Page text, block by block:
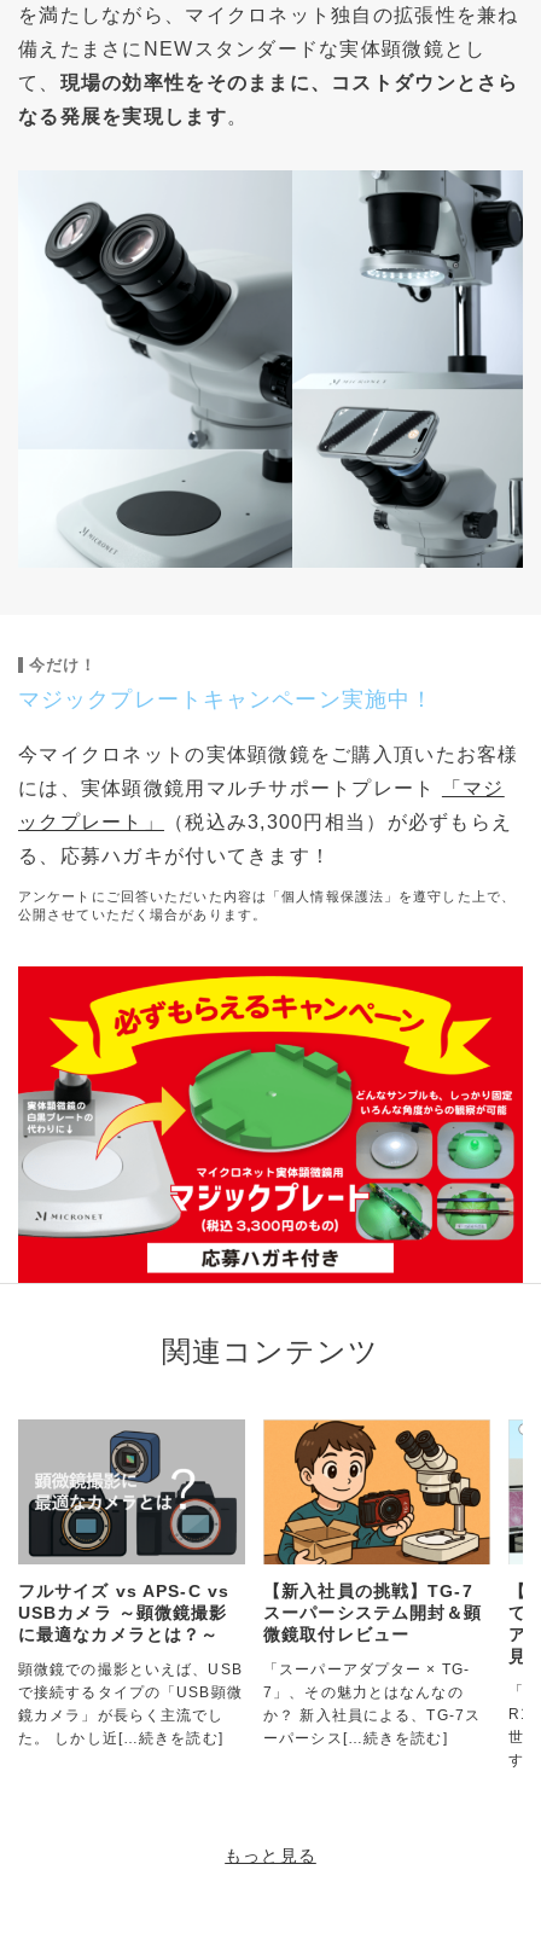
を満たしながら、マイクロネット独自の拡張性を兼ね
備えたまさにNEWスタンダードな実体顕微鏡とし
て、 現場の効率性をそのままに、コストダウンとさら
なる発展を実現します。
今だけ！
マジックプレートキャンペーン実施中！
今マイクロネットの実体顕微鏡をご購入頂いたお客様
には、実体顕微鏡用マルチサポートプレート
「マジ
ックプレート」
（税込み3,300円相当）が必ずもらえ
る、応募ハガキが付いてきます！
アンケートにご回答いただいた内容は「個人情報保護法」を遵守した上で、
公開させていただく場合があります。
関連コンテンツ
フルサイズ vs APS-C vs
USBカメラ ～顕微鏡撮影
に最適なカメラとは？～
顕微鏡での撮影といえば、USB
で接続するタイプの「USB顕微
鏡カメラ」が長らく主流でし
た。 しかし近 […続きを読む]
【新入社員の挑戦】TG-7
スーパーシステム開封＆顕
微鏡取付レビュー
「スーパーアダプター × TG-
7」、その魅力とはなんなの
か？ 新入社員による、TG-7ス
ーパーシス […続きを読む]
【
て
ア
見
「
世
す
もっと見る